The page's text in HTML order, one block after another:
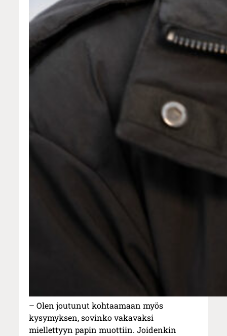
– Olen joutunut kohtaamaan myös
kysymyksen, sovinko vakavaksi
miellettyyn papin muottiin. Joidenkin